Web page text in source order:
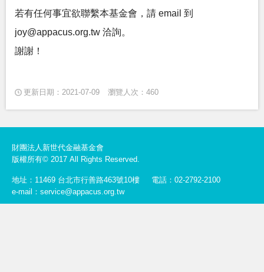
若有任何事宜欲聯繫本基金會，請 email 到
joy@appacus.org.tw 洽詢。
謝謝！
更新日期：2021-07-09 瀏覽人次：460
財團法人新世代金融基金會
版權所有© 2017 All Rights Reserved.
地址：11469 台北市行善路463號10樓
電話：02-2792-2100
e-mail：service@appacus.org.tw